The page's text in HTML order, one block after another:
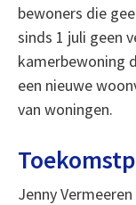
bewoners die
sinds 1 juli geen
kamerbewoning
een nieuwe
van woningen.
Jenny